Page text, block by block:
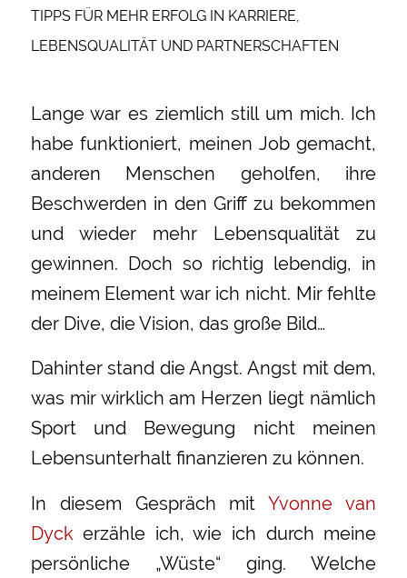
TIPPS FÜR MEHR ERFOLG IN KARRIERE,
LEBENSQUALITÄT UND PARTNERSCHAFTEN
Lange war es ziemlich still um mich. Ich
habe funktioniert, meinen Job gemacht,
anderen Menschen geholfen, ihre
Beschwerden in den Griff zu bekommen
und wieder mehr Lebensqualität zu
gewinnen. Doch so richtig lebendig, in
meinem Element war ich nicht. Mir fehlte
der Dive, die Vision, das große Bild…
Dahinter stand die Angst. Angst mit dem,
was mir wirklich am Herzen liegt nämlich
Sport und Bewegung nicht meinen
Lebensunterhalt finanzieren zu können.
In diesem Gespräch mitYvonne van
Dyckerzähle ich, wie ich durch meine
persönliche „Wüste“ ging. Welche